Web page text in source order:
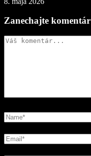
Zanechajte komentár